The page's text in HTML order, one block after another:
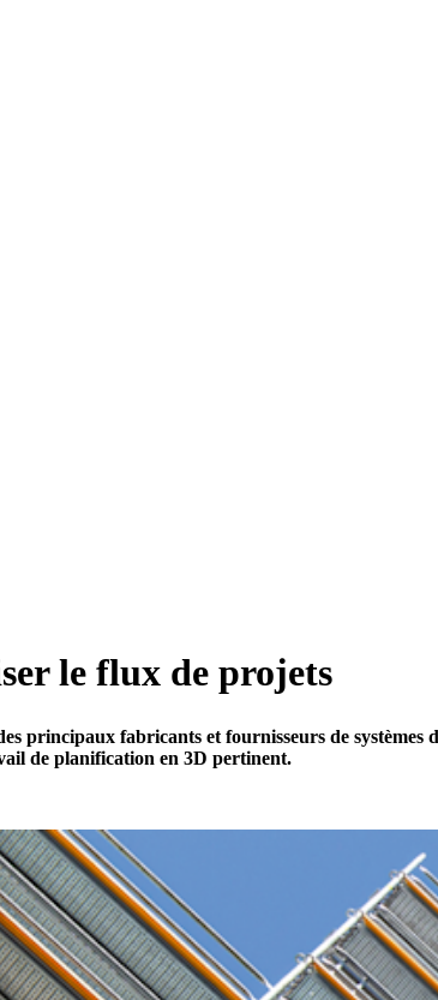
le flux de projets
principaux fabricants et fournisseurs de systèmes
de planification en 3D pertinent.